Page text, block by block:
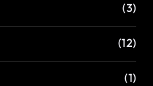
(3)
(12)
(1)